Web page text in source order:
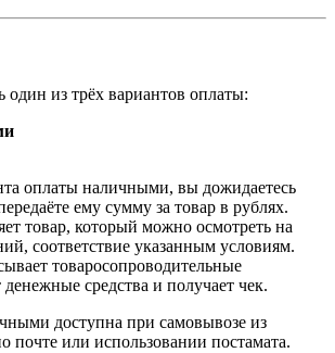
из трёх вариантов оплаты:
оплаты наличными, вы дожидаетесь
ему сумму за товар в рублях.
товар, который можно осмотреть на
соответствие указанным условиям.
товаросопроводительные
средства и получает чек.
доступна при самовывозе из
почте или использовании постамата.